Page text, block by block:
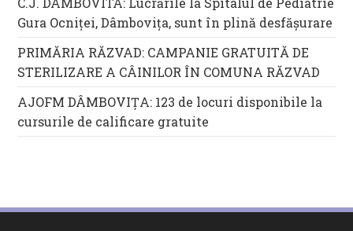
Gura Ocniței, Dâmbovița, sunt în plină desfășurare
PRIMĂRIA RĂZVAD: CAMPANIE GRATUITĂ DE
STERILIZARE A CÂINILOR ÎN COMUNA RĂZVAD
AJOFM DÂMBOVIȚA: 123 de locuri disponibile la
cursurile de calificare gratuite